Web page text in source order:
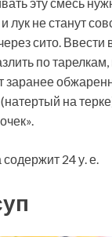
лук не станут
сито. Ввести
по
заранее
на
24 у. е.